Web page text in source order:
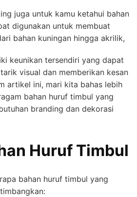
juga untuk kamu ketahui bahan
digunakan untuk membuat
bahan kuningan hingga akrilik,
keunikan tersendiri yang dapat
visual dan memberikan kesan
artikel ini, mari kita bahas lebih
bahan huruf timbul yang
branding dan dekorasi
Huruf Timbul
bahan huruf timbul yang